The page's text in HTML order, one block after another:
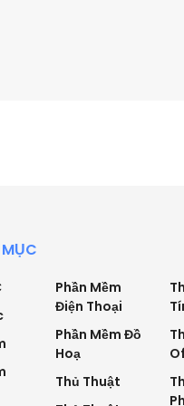
MỤC
Phần Mềm
Điện Thoại
Phần Mềm Đồ
Hoạ
Thủ Thuật